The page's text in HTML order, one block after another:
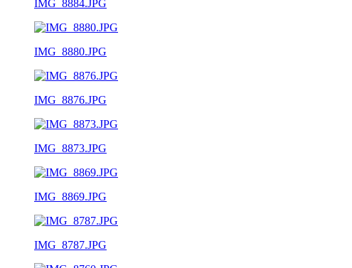
IMG_8884.JPG
IMG_8880.JPG
IMG_8876.JPG
IMG_8873.JPG
IMG_8869.JPG
IMG_8787.JPG